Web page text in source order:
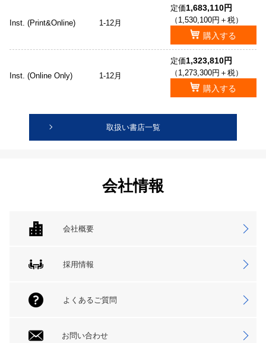
Inst. (Print&Online) 1-12月
定価1,683,110円
（1,530,100円＋税）
購入する
Inst. (Online Only) 1-12月
定価1,323,810円
（1,273,300円＋税）
購入する
取扱い書店一覧
会社情報
会社概要
採用情報
よくあるご質問
お問い合わせ